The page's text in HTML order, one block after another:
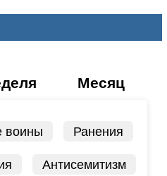
Месяц
воины Ранения
Антисемитизм